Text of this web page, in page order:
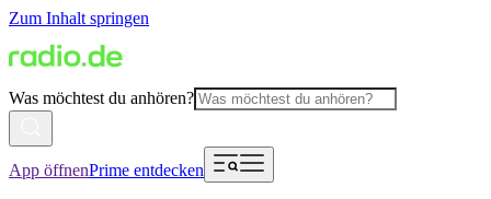
Zum Inhalt springen
Was möchtest du anhören?
App öffnenPrime entdecken